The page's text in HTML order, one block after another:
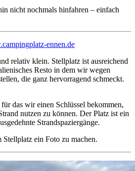
nicht nochmals hinfahren – einfach
ennen.de
relativ klein. Stellplatz ist ausreichend
Resto in dem wir wegen
die ganz hervorragend schmeckt.
das wir einen Schlüssel bekommen,
nutzen zu können. Der Platz ist ein
Strandspaziergänge.
ein Foto zu machen.